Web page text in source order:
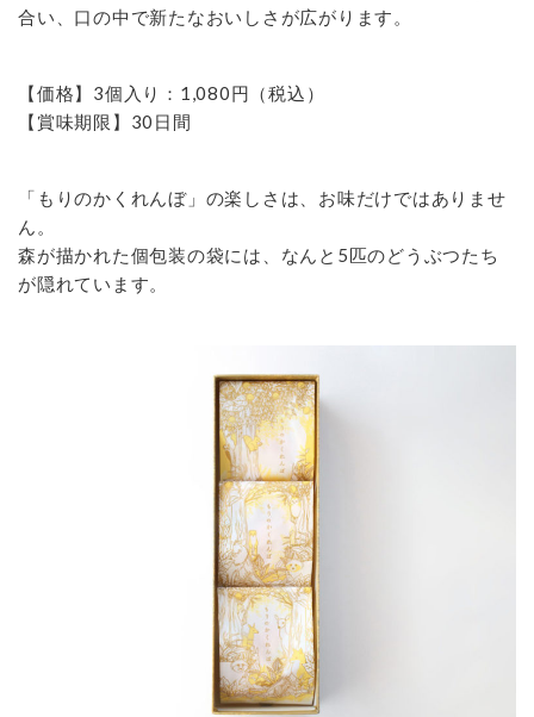
合い、口の中で新たなおいしさが広がります。
【価格】3個入り：1,080円（税込）
【賞味期限】30日間
「もりのかくれんぼ」の楽しさは、お味だけではありませ
ん。
森が描かれた個包装の袋には、なんと5匹のどうぶつたち
が隠れています。